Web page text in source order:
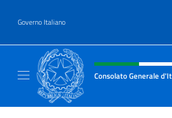
Governo Italiano
Intestazione sito,
Consolato Generale